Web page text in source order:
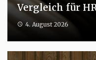
Vergleich für
4. August 2026